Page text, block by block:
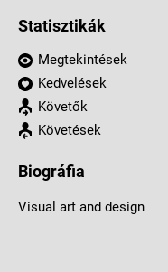
Statisztikák
Megtekintések
Kedvelések
Követők
Követések
Biográfia
Visual art and design